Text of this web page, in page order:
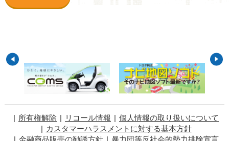
所有権解除 リコール情報
個人情報の取り扱いについて
カスタマーハラスメントに対する基本方針
金融商品販売の勧誘方針
暴力団等反社会的勢力排除宣言